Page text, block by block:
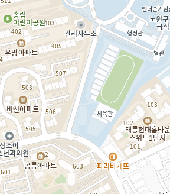
샬롬하우스(기숙사)
아동연구원
앤더슨기념관
인문사회관
전문대학원관
제1과학관